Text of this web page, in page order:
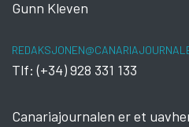
Gunn Kleven
Tlf: (+34) 928 331 133
Canariajournalen er et